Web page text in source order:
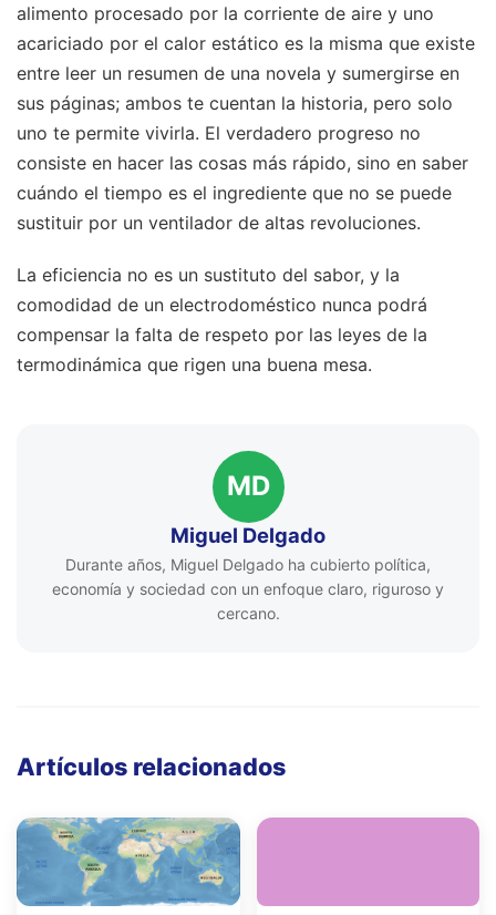
alimento procesado por la corriente de aire y uno
acariciado por el calor estático es la misma que existe
entre leer un resumen de una novela y sumergirse en
sus páginas; ambos te cuentan la historia, pero solo
uno te permite vivirla. El verdadero progreso no
consiste en hacer las cosas más rápido, sino en saber
cuándo el tiempo es el ingrediente que no se puede
sustituir por un ventilador de altas revoluciones.
La eficiencia no es un sustituto del sabor, y la
comodidad de un electrodoméstico nunca podrá
compensar la falta de respeto por las leyes de la
termodinámica que rigen una buena mesa.
MD
Miguel Delgado
Durante años, Miguel Delgado ha cubierto política,
economía y sociedad con un enfoque claro, riguroso y
cercano.
Artículos relacionados